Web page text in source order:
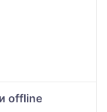
offline